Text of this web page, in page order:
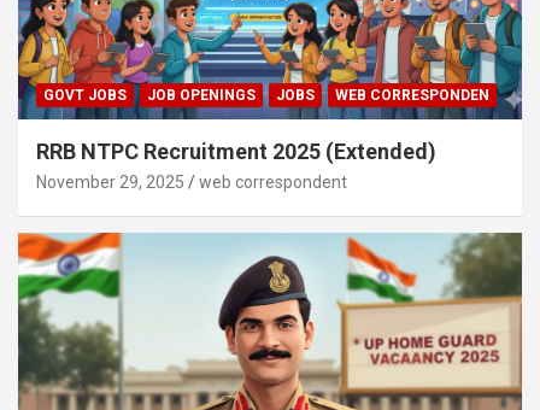
GOVT JOBS JOB OPENINGS JOBS WEB CORRESPONDEN
RRB NTPC Recruitment 2025 (Extended)
November 29, 2025 web correspondent